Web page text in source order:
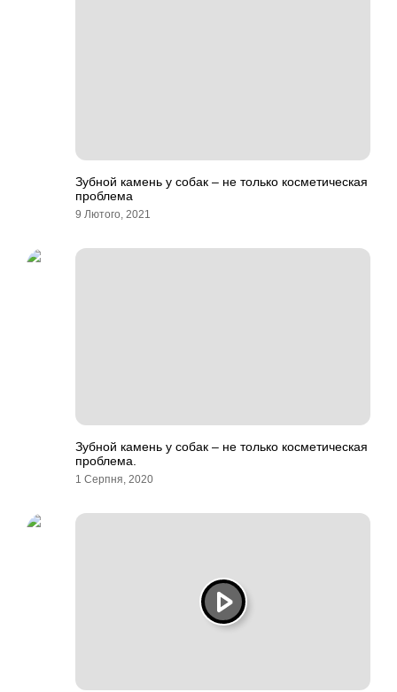
Зубной камень у собак – не только косметическая
проблема
9 Лютого, 2021
Зубной камень у собак – не только косметическая
проблема.
1 Серпня, 2020